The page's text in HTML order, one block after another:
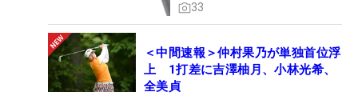
33
＜中間速報＞仲村果乃が単独首位浮
上 1打差に吉澤柚月、小林光希、
全美貞